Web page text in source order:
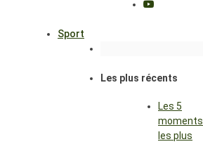
Sport
Les plus récents
Les 5
moments
les plus